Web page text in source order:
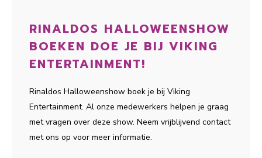
RINALDOS HALLOWEENSHOW
BOEKEN DOE JE BIJ VIKING
ENTERTAINMENT!
Rinaldos Halloweenshow boek je bij Viking
Entertainment. Al onze medewerkers helpen je graag
met vragen over deze show. Neem vrijblijvend contact
met ons op voor meer informatie.